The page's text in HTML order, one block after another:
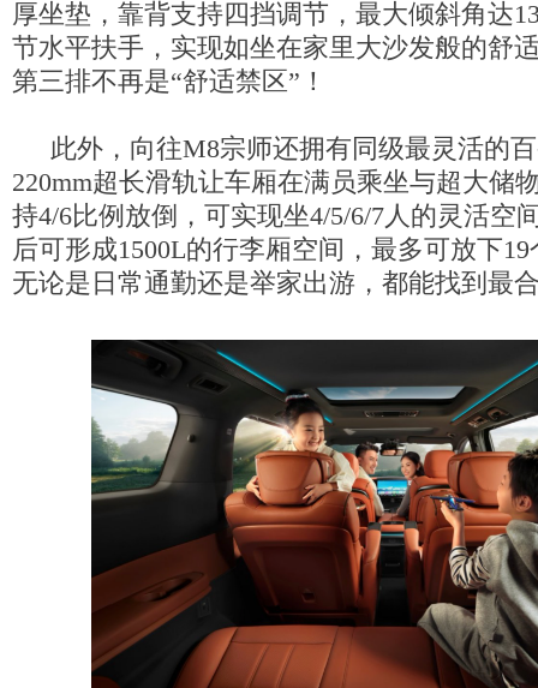
厚坐垫，靠背支持四挡调节，最大倾斜角达
节水平扶手，实现如坐在家里大沙发般的舒
第三排不再是“舒适禁区”！
此外，向往M8宗师还拥有同级最灵活的
220mm超长滑轨让车厢在满员乘坐与超大储
持4/6比例放倒，可实现坐4/5/6/7人的灵活空
后可形成1500L的行李厢空间，最多可放下
无论是日常通勤还是举家出游，都能找到最